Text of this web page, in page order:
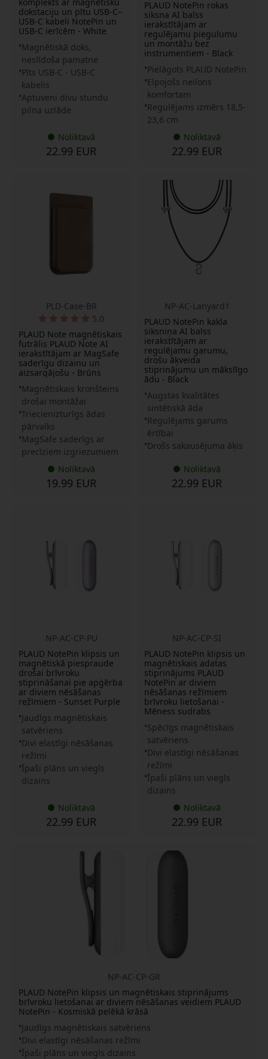
dokstaciju un pītu USB-C–
USB-C kabeli NotePin un
USB-C ierīcēm - White
Magnētiskā doks,
neslīdoša pamatne
Pīts USB-C - USB-C
kabelis
Aptuveni divu stundu
pilna uzlāde
Noliktavā
22.99 EUR
PLAUD NotePin rokas
siksna AI balss
ierakstītājam ar
regulējamu piegulumu
un montāžu bez
instrumentiem - Black
Pielāgots PLAUD NotePin
Elpojošs neilons
komfortam
Regulējams izmērs 18,5-
23,6 cm
Noliktavā
22.99 EUR
PLD-Case-BR
5.0
PLAUD Note magnētiskais
futrālis PLAUD Note AI
ierakstītājam ar MagSafe
saderīgu dizainu un
aizsargājošu - Brūns
Magnētiskais kronšteins
drošai montāžai
Triecienizturīgs ādas
pārvalks
MagSafe saderīgs ar
precīziem izgriezumiem
Noliktavā
19.99 EUR
NP-AC-Lanyard1
PLAUD NotePin kakla
siksniņa AI balss
ierakstītājam ar
regulējamu garumu,
drošu āķveida
stiprinājumu un mākslīgo
ādu - Black
Augstas kvalitātes
sintētiskā āda
Regulējams garums
ērtībai
Drošs sakausējuma āķis
Noliktavā
22.99 EUR
NP-AC-CP-PU
PLAUD NotePin klipsis un
magnētiskā piespraude
drošai brīvroku
stiprināšanai pie apģērba
ar diviem nēsāšanas
režīmiem - Sunset Purple
Jaudīgs magnētiskais
satvēriens
Divi elastīgi nēsāšanas
režīmi
Īpaši plāns un viegls
dizains
Noliktavā
22.99 EUR
NP-AC-CP-SI
PLAUD NotePin klipsis un
magnētiskais adatas
stiprinājums PLAUD
NotePin ar diviem
nēsāšanas režīmiem
brīvroku lietošanai -
Mēness sudrabs
Spēcīgs magnētiskais
satvēriens
Divi elastīgi nēsāšanas
režīmi
Īpaši plāns un viegls
dizains
Noliktavā
22.99 EUR
NP-AC-CP-GR
PLAUD NotePin klipsis un magnētiskais stiprinājums
brīvroku lietošanai ar diviem nēsāšanas veidiem PLAUD
NotePin - Kosmiskā pelēkā krāsā
Jaudīgs magnētiskais satvēriens
Divi elastīgi nēsāšanas režīmi
Īpaši plāns un viegls dizains